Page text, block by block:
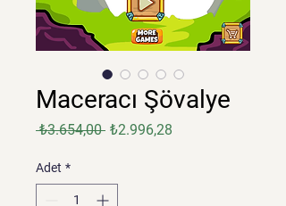
Maceracı Şövalye
₺3.654,00 Normal
₺2.996,28
Adet *